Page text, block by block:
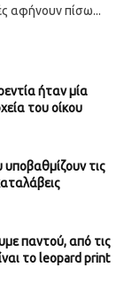
αφήνουν πίσω...
ήταν μία
του οίκου
υποβαθμίζουν τις
παντού, από τις
το leopard print